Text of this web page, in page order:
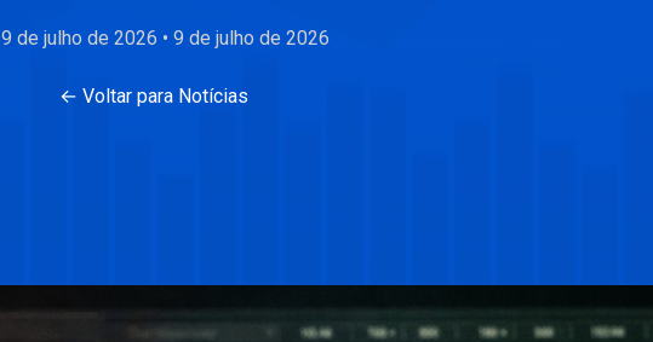
9 de julho de 2026 • 9 de julho de 2026
← Voltar para Notícias